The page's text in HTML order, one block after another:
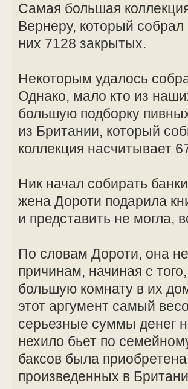
Самая большая
Вернеру, который
них 7128 закрытых.
Некоторым удалось
Однако, мало кто из
большую подборку
из Британии, который
коллекция насчитывает
Ник начал собирать
жена Дороти подарила
и представить не могла,
По словам Дороти, она
причинам, начиная с
большую комнату в их
этот аргумент самый
серьезные суммы денег
нехило бьет по
баксов была
произведенных в